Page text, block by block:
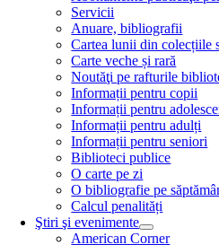
Servicii
Anuare, bibliografii
Cartea lunii din colecțiile
Carte veche și rară
Noutăţi pe rafturile
Informații pentru copii
Informații pentru
Informații pentru adulți
Informații pentru seniori
Biblioteci publice
O carte pe zi
O bibliografie pe
Calcul penalități
Ştiri şi evenimente
American Corner